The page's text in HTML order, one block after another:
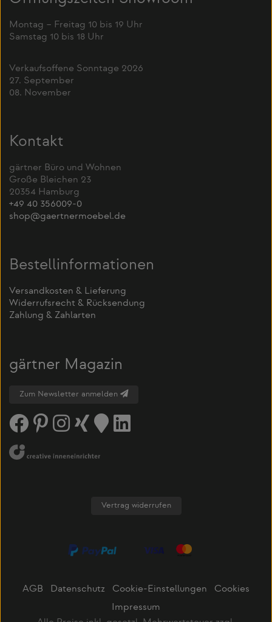
Montag – Freitag 10 bis 19 Uhr
Samstag 10 bis 18 Uhr
Verkaufsoffene Sonntage 2026
27. September
08. November
Kontakt
gärtner Büro und Wohnen
Große Bleichen 23
20354 Hamburg
+49 40 356009-0
shop@gaertnermoebel.de
Bestellinformationen
Versandkosten & Lieferung
Widerrufsrecht & Rücksendung
Zahlung & Zahlarten
gärtner Magazin
Zum Newsletter anmelden
Vertrag widerrufen
AGB Datenschutz Cookie-Einstellungen
Cookies
Impressum